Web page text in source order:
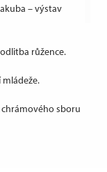
– výstav
růžence.
mládeže.
chrámového sboru